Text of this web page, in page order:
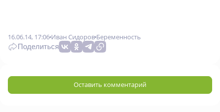
16.06.14, 17:06 Иван Сидоров Беременность
Поделиться
Оставить комментарий